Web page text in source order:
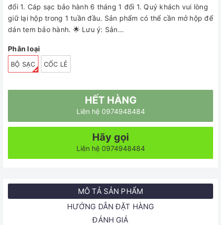
đổi 1. Cáp sạc bảo hành 6 tháng 1 đổi 1. Quý khách vui lòng
giữ lại hộp trong 1 tuần đầu. Sản phẩm có thể cần mở hộp để
dán tem bảo hành. 🌟 Lưu ý: Sản...
Phân loại
BỘ SẠC CỐC LẺ
HẾT HÀNG
Liên hệ 0974948484
Hãy gọi
Liên hệ 0974948484
MÔ TẢ SẢN PHẨM
HƯỚNG DẪN ĐẶT HÀNG
ĐÁNH GIÁ